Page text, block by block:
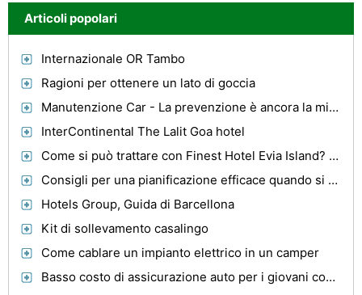
Articoli popolari
Internazionale OR Tambo
Ragioni per ottenere un lato di goccia
Manutenzione Car - La prevenzione è ancora la migliore misura
InterContinental The Lalit Goa hotel
Come si può trattare con Finest Hotel Evia Island? Prendi un accordo ideale con Lucy Hotel In Evia!
Consigli per una pianificazione efficace quando si acquista Luxury Holiday Villas Ibiza
Hotels Group, Guida di Barcellona
Kit di sollevamento casalingo
Come cablare un impianto elettrico in un camper
Basso costo di assicurazione auto per i giovani conducenti-Get To Know About It